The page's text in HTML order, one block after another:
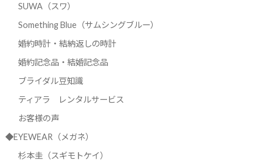
SUWA（スワ）
Something Blue（サムシングブルー）
婚約時計・結納返しの時計
婚約記念品・結婚記念品
ブライダル豆知識
ティアラ レンタルサービス
お客様の声
◆EYEWEAR（メガネ）
杉本圭（スギモトケイ）